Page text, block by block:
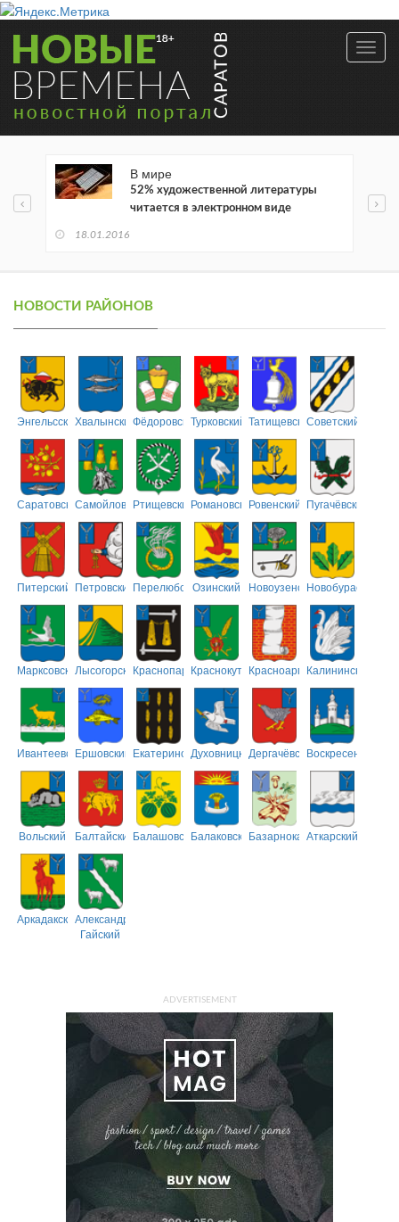
В мире
52% художественной литературы
читается в электронном виде
18.01.2016
НОВОСТИ РАЙОНОВ
ЭнгельсскийХвалынскийФёдоровскийТурковский ТатищевскийСоветский
СаратовскийСамойловскийРтищевскийРомановскийРовенский Пугачёвский
Питерский ПетровскийПерелюбскийОзинский НовоузенскийНовобурасский
МарксовскийЛысогорскийКраснопартизанский
КраснокутскийКрасноармейский
Калининский
ИвантеевскийЕршовский ЕкатериновскийДуховницкийДергачёвскийВоскресенский
Вольский БалтайскийБалашовскийБалаковскийБазарнокарабулакский
Аткарский
АркадакскийАлександрово-
Гайский
ADVERTISEMENT